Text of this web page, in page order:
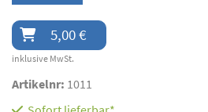
5,00 €
inklusive MwSt.
Artikelnr: 1011